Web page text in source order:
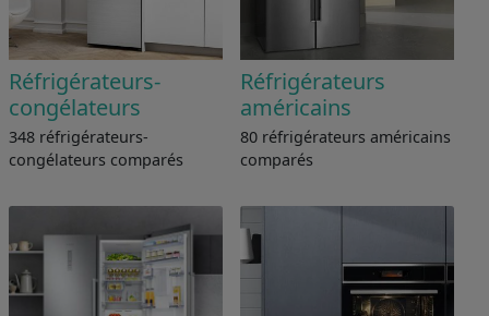
Réfrigérateurs-
congélateurs
348 réfrigérateurs-
congélateurs comparés
Réfrigérateurs
américains
80 réfrigérateurs américains
comparés